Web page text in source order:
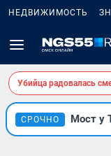
НЕДВИЖИМОСТЬ
Убийца радовалась
СРОЧНО Мост у